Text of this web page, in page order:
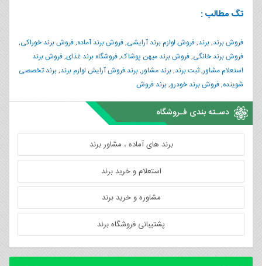
تگ مطالب :
فروش برند,برند,فروش لوازم برند آرایشی,فروش برند آماده,فروش برند خوراکی,
فروش برند خانگی,فروش برند میهن پوشاک,فروشگاه برند غذای,فروش برند
استعلام مشاور,ثبت برند,برند مشاور,برند فروش آرایش لوازم برند,برند تخصصی
شوینده,فروش برند خودرو,برند فروش
دسـته بندی فـروشگاه
برند های آماده ، مشاور برند
استعلام و خرید برند
مشاوره و خرید برند
پشتیبانی فروشگاه برند